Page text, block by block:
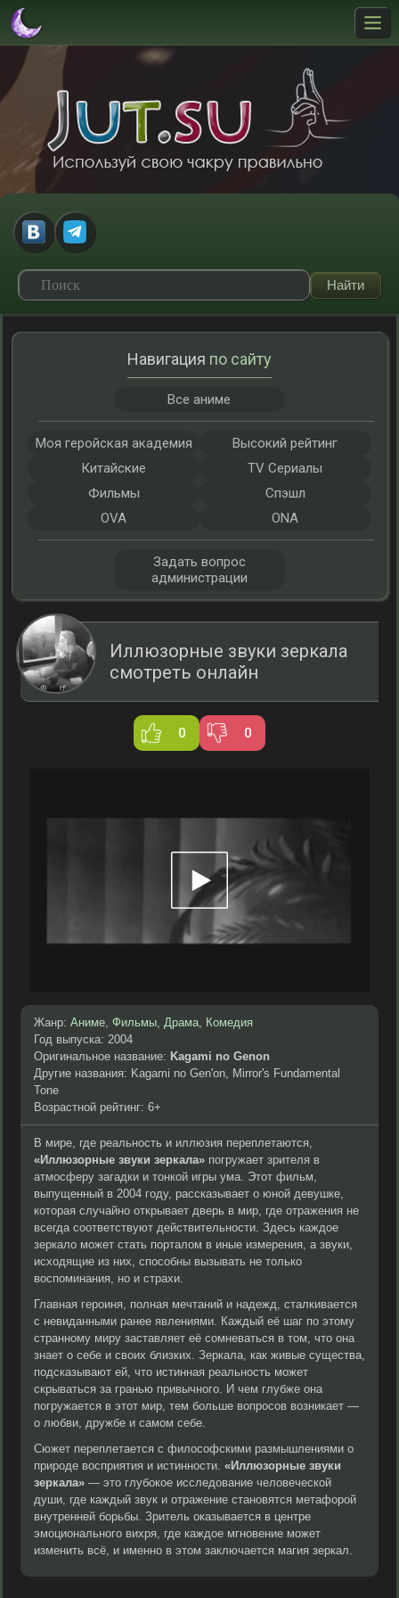
Иллюзорные звуки зеркала
смотреть онлайн
0 0
Жанр: Аниме, Фильмы, Драма, Комедия
Год выпуска: 2004
Оригинальное название: Kagami no Genon
Другие названия: Kagami no Gen'on, Mirror's Fundamental
Tone
Возрастной рейтинг: 6+
В мире, где реальность и иллюзия переплетаются,
«Иллюзорные звуки зеркала» погружает зрителя в
атмосферу загадки и тонкой игры ума. Этот фильм,
выпущенный в 2004 году, рассказывает о юной девушке,
которая случайно открывает дверь в мир, где отражения не
всегда соответствуют действительности. Здесь каждое
зеркало может стать порталом в иные измерения, а звуки,
исходящие из них, способны вызывать не только
воспоминания, но и страхи.
Главная героиня, полная мечтаний и надежд, сталкивается
с невиданными ранее явлениями. Каждый её шаг по этому
странному миру заставляет её сомневаться в том, что она
знает о себе и своих близких. Зеркала, как живые существа,
подсказывают ей, что истинная реальность может
скрываться за гранью привычного. И чем глубже она
погружается в этот мир, тем больше вопросов возникает —
о любви, дружбе и самом себе.
Сюжет переплетается с философскими размышлениями о
природе восприятия и истинности. «Иллюзорные звуки
зеркала» — это глубокое исследование человеческой
души, где каждый звук и отражение становятся метафорой
внутренней борьбы. Зритель оказывается в центре
эмоционального вихря, где каждое мгновение может
изменить всё, и именно в этом заключается магия зеркал.
Навигация по сайту
Все аниме
Моя геройская академия
Высокий рейтинг
Китайские
TV Сериалы
Фильмы
Спэшл
OVA
ONA
Задать вопрос
администрации